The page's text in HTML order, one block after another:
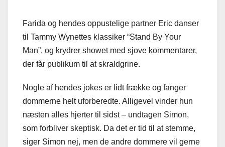
Farida og hendes oppustelige partner Eric danser
til Tammy Wynettes klassiker “Stand By Your
Man”, og krydrer showet med sjove kommentarer,
der får publikum til at skraldgrine.
Nogle af hendes jokes er lidt frække og fanger
dommerne helt uforberedte. Alligevel vinder hun
næsten alles hjerter til sidst – undtagen Simon,
som forbliver skeptisk. Da det er tid til at stemme,
siger Simon nej, men de andre dommere vil gerne